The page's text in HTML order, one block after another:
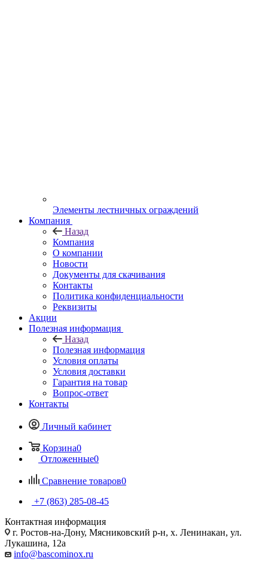
Элементы лестничных ограждений
Компания
Назад
Компания
О компании
Новости
Документы для скачивания
Контакты
Политика конфиденциальности
Реквизиты
Акции
Полезная информация
Назад
Полезная информация
Условия оплаты
Условия доставки
Гарантия на товар
Вопрос-ответ
Контакты
Личный кабинет
Корзина0
Отложенные0
Сравнение товаров0
+7 (863) 285-08-45
Контактная информация
г. Ростов-на-Дону, Мясниковский р-н, х. Ленинакан, ул.
Лукашина, 12а
info@bascominox.ru